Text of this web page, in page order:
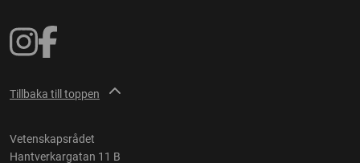
Tillbaka till toppen
Vetenskapsrådet
Hantverkargatan 11 B